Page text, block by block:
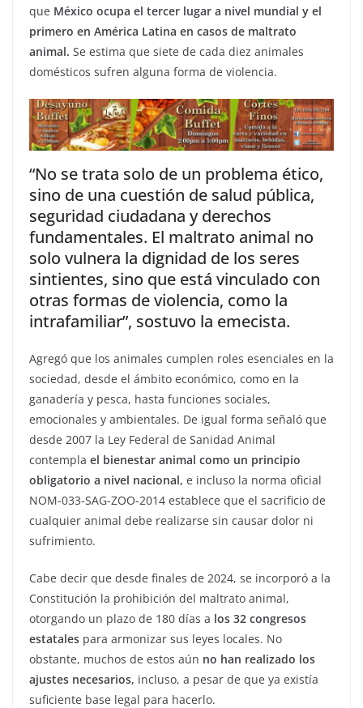
que México ocupa el tercer lugar a nivel mundial y el
primero en América Latina en casos de maltrato
animal. Se estima que siete de cada diez animales
domésticos sufren alguna forma de violencia.
“No se trata solo de un problema ético,
sino de una cuestión de salud pública,
seguridad ciudadana y derechos
fundamentales. El maltrato animal no
solo vulnera la dignidad de los seres
sintientes, sino que está vinculado con
otras formas de violencia, como la
intrafamiliar”, sostuvo la emecista.
Agregó que los animales cumplen roles esenciales en la
sociedad, desde el ámbito económico, como en la
ganadería y pesca, hasta funciones sociales,
emocionales y ambientales. De igual forma señaló que
desde 2007 la Ley Federal de Sanidad Animal
contempla el bienestar animal como un principio
obligatorio a nivel nacional, e incluso la norma oficial
NOM-033-SAG-ZOO-2014 establece que el sacrificio de
cualquier animal debe realizarse sin causar dolor ni
sufrimiento.
Cabe decir que desde finales de 2024, se incorporó a la
Constitución la prohibición del maltrato animal,
otorgando un plazo de 180 días a los 32 congresos
estatales para armonizar sus leyes locales. No
obstante, muchos de estos aún no han realizado los
ajustes necesarios, incluso, a pesar de que ya existía
suficiente base legal para hacerlo.